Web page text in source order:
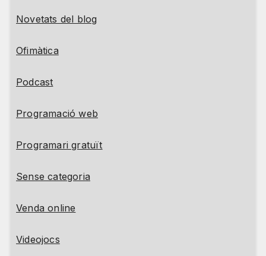
Novetats del blog
Ofimàtica
Podcast
Programació web
Programari gratuït
Sense categoria
Venda online
Videojocs